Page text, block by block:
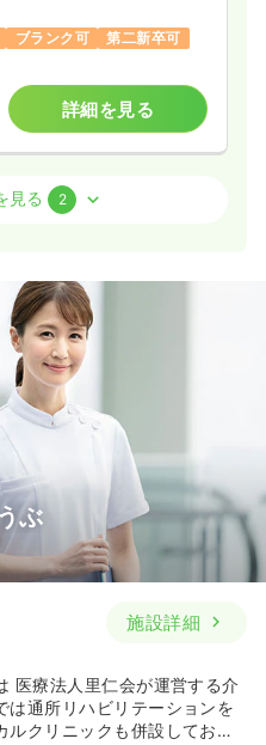
ブランク可
第二新卒可
詳細を見る
給21万円以上可
詳細を見る
一般病院
一時募集休止
詳細を見る
見る 2
ぶ
施設詳細
医療法人里仁会が運営する介
は通所リハビリテーションを
ルクリニックも併設してお